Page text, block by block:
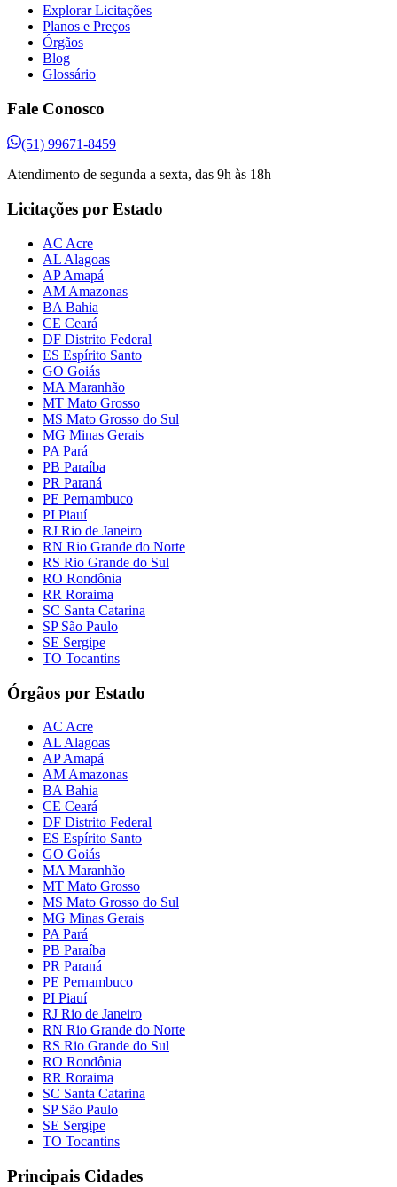
Explorar Licitações
Planos e Preços
Órgãos
Blog
Glossário
Fale Conosco
(51) 99671-8459
Atendimento de segunda a sexta, das 9h às 18h
Licitações por Estado
AC Acre
AL Alagoas
AP Amapá
AM Amazonas
BA Bahia
CE Ceará
DF Distrito Federal
ES Espírito Santo
GO Goiás
MA Maranhão
MT Mato Grosso
MS Mato Grosso do Sul
MG Minas Gerais
PA Pará
PB Paraíba
PR Paraná
PE Pernambuco
PI Piauí
RJ Rio de Janeiro
RN Rio Grande do Norte
RS Rio Grande do Sul
RO Rondônia
RR Roraima
SC Santa Catarina
SP São Paulo
SE Sergipe
TO Tocantins
Órgãos por Estado
AC Acre
AL Alagoas
AP Amapá
AM Amazonas
BA Bahia
CE Ceará
DF Distrito Federal
ES Espírito Santo
GO Goiás
MA Maranhão
MT Mato Grosso
MS Mato Grosso do Sul
MG Minas Gerais
PA Pará
PB Paraíba
PR Paraná
PE Pernambuco
PI Piauí
RJ Rio de Janeiro
RN Rio Grande do Norte
RS Rio Grande do Sul
RO Rondônia
RR Roraima
SC Santa Catarina
SP São Paulo
SE Sergipe
TO Tocantins
Principais Cidades